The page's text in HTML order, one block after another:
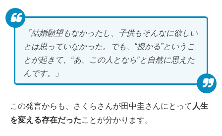
「結婚願望もなかったし、子供もそんなに欲しい
とは思っていなかった。でも、“授かる”というこ
とが起きて、“あ、この人となら”と自然に思えた
んです。」
この発言からも、さくらさんが田中圭さんにとって 人生
を変える存在だったことが分かります。